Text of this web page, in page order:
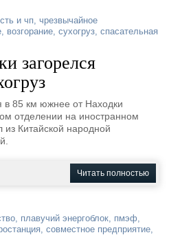
и чп, чрезвычайное
, возгорание, сухогруз, спасательная
загорелся
в 85 км южнее от Находки
отделении на иностранном
из Китайской народной
Читать полностью
, плавучий энергоблок, пмэф,
, совместное предприятие,